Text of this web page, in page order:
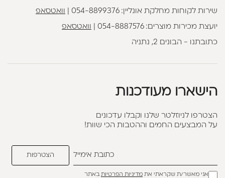
שירות לקוחות מחלקת אונליין:054-8899376 וואטסאפ
יועצת מכירות מוצרים:054-8887576 וואטסאפ
כתובתנו - הבונים 2, נתניה
הישארו מעודכנות
הצטרפו לניוזלטר שלנו וקבלו עדכונים
על המבצעים החמים וההטבות הכי שוות!
אני מאשר/ת שקראתי את מדיניות הפרטיותבאתר